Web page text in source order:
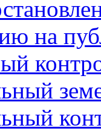
на